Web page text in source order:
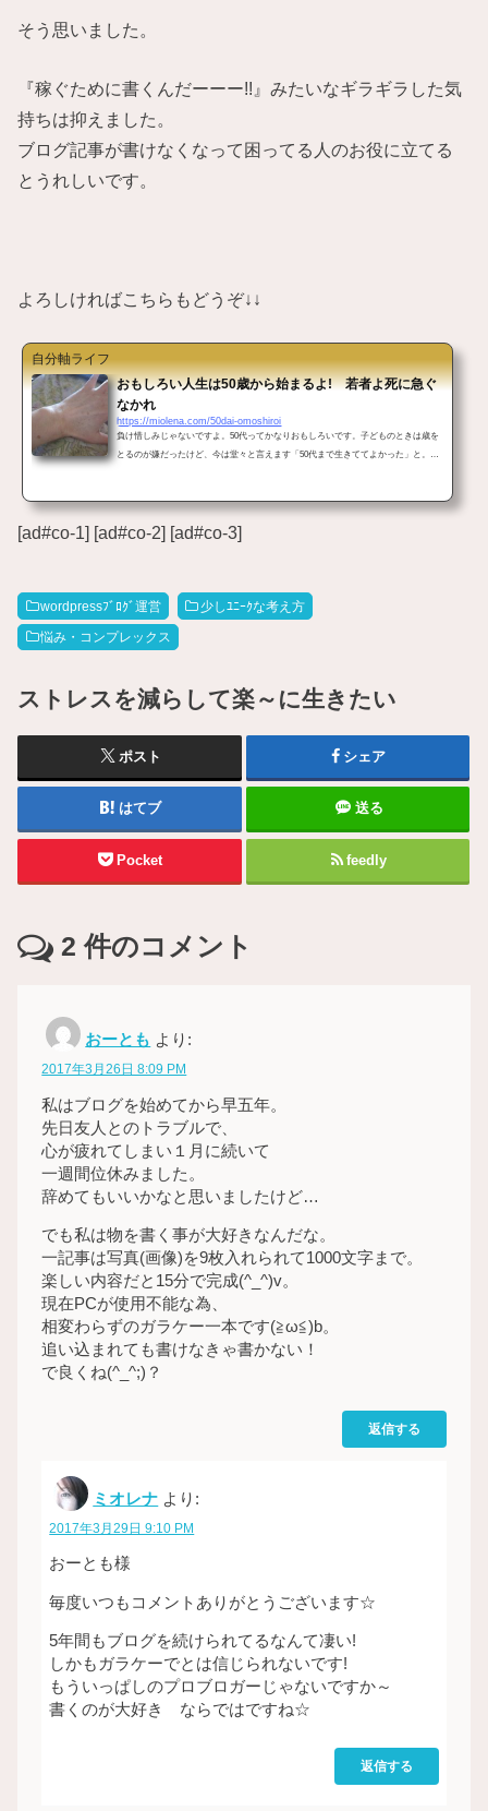
そう思いました。
『稼ぐために書くんだーーー!!』みたいなギラギラした気
持ちは抑えました。
ブログ記事が書けなくなって困ってる人のお役に立てる
とうれしいです。
よろしければこちらもどうぞ↓↓
自分軸ライフ
おもしろい人生は50歳から始まるよ! 若者よ死に急ぐ
なかれ
https://miolena.com/50dai-omoshiroi
負け惜しみじゃないですよ。50代ってかなりおもしろいです。子どものときは歳を
とるのが嫌だったけど、今は堂々と言えます「50代まで生きててよかった」と。な
さんに出てくる波平さんて何歳か知ってますか? なんと54歳なんです!私はずっと70
代かと思ってました(失礼)ちなみにフネさんは52歳! サザエさんは24歳なんです!実
[ad#co-1] [ad#co-2] [ad#co-3]
wordpressﾌﾞﾛｸﾞ運営 少しﾕﾆｰｸな考え方
悩み・コンプレックス
ストレスを減らして楽～に生きたい
ポスト シェア
はてブ 送る
Pocket feedly
2 件のコメント
おーとも より:
2017年3月26日 8:09 PM
私はブログを始めてから早五年。
先日友人とのトラブルで、
心が疲れてしまい１月に続いて
一週間位休みました。
辞めてもいいかなと思いましたけど…
でも私は物を書く事が大好きなんだな。
一記事は写真(画像)を9枚入れられて1000文字まで。
楽しい内容だと15分で完成(^_^)v。
現在PCが使用不能な為、
相変わらずのガラケー一本です(≧ω≦)b。
追い込まれても書けなきゃ書かない！
で良くね(^_^;)？
返信する
ミオレナ より:
2017年3月29日 9:10 PM
おーとも様
毎度いつもコメントありがとうございます☆
5年間もブログを続けられてるなんて凄い!
しかもガラケーでとは信じられないです!
もういっぱしのプロブロガーじゃないですか～
書くのが大好き ならではですね☆
返信する